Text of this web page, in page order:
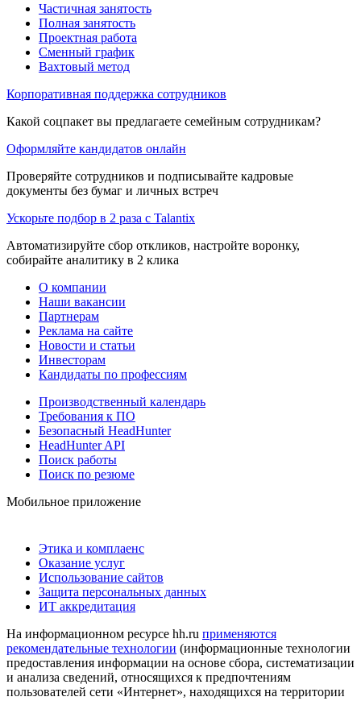
Частичная занятость
Полная занятость
Проектная работа
Сменный график
Вахтовый метод
Корпоративная поддержка сотрудников
Какой соцпакет вы предлагаете семейным сотрудникам?
Оформляйте кандидатов онлайн
Проверяйте сотрудников и подписывайте кадровые
документы без бумаг и личных встреч
Ускорьте подбор в 2 раза с Talantix
Автоматизируйте сбор откликов, настройте воронку,
собирайте аналитику в 2 клика
О компании
Наши вакансии
Партнерам
Реклама на сайте
Новости и статьи
Инвесторам
Кандидаты по профессиям
Производственный календарь
Требования к ПО
Безопасный HeadHunter
HeadHunter API
Поиск работы
Поиск по резюме
Мобильное приложение
Этика и комплаенс
Оказание услуг
Использование сайтов
Защита персональных данных
ИТ аккредитация
На информационном ресурсе hh.ru применяются
рекомендательные технологии (информационные технологии
предоставления информации на основе сбора, систематизации
и анализа сведений, относящихся к предпочтениям
пользователей сети «Интернет», находящихся на территории